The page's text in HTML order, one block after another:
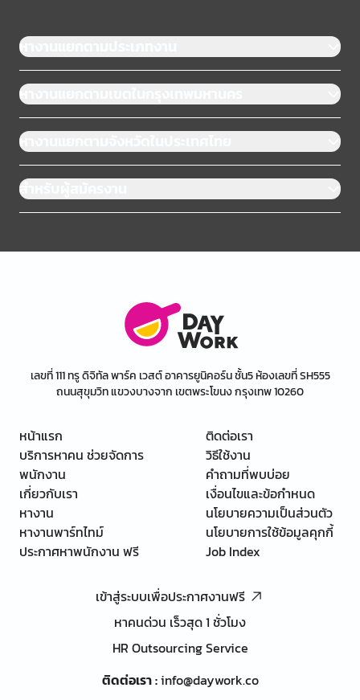
หางานแยกตามประเภทงาน
หางานแยกตามเขตในกรุงเทพมหานคร
หางานแยกตามจังหวัดในประเทศไทย
สำหรับผู้สมัครงาน
เลขที่ 111 ทรู ดิจิทัล พาร์ค เวสต์ อาคารยูนิคอร์น ชั้น5 ห้องเลขที่ SH555
ถนนสุขุมวิท แขวงบางจาก เขตพระโขนง กรุงเทพ 10260
หน้าแรก
บริการหาคน ช่วยจัดการ
พนักงาน
เกี่ยวกับเรา
หางาน
หางานพาร์ทไทม์
ประกาศหาพนักงาน ฟรี
ติดต่อเรา
วิธีใช้งาน
คำถามที่พบบ่อย
เงื่อนไขและข้อกำหนด
นโยบายความเป็นส่วนตัว
นโยบายการใช้ข้อมูลคุกกี้
Job Index
เข้าสู่ระบบเพื่อประกาศงานฟรี
หาคนด่วน เร็วสุด 1 ชั่วโมง
HR Outsourcing Service
ติดต่อเรา:info@daywork.co